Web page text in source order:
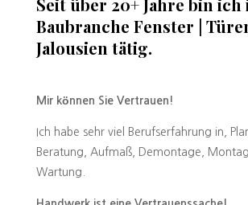
Seit über 20+ Jahre bin
Baubranche Fenster | Türen
Jalousien tätig.
Mir können Sie Vertrauen!
Ich habe sehr viel Berufserfahrung in,
Beratung, Aufmaß, Demontage,
Wartung.